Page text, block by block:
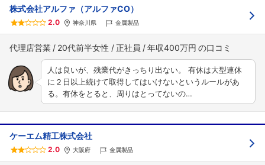
株式会社アルファ（アルファCO）
2.0 神奈川県 金属製品
代理店営業 20代前半女性 正社員 年収400万円
人は良いが、残業代がきっちり出ない。 有休は大型連休
に２日以上続けて取得してはいけないというルールがあ
る。有休をとると、周りはとってないの…
ケーエム精工株式会社
2.0 大阪府 金属製品